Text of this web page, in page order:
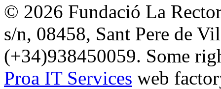
© 2026 Fundació La
s/n, 08458, Sant Pere de
(+34)938450059. Some
Proa IT Services web